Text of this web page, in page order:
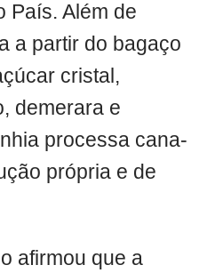
País. Além de
a partir do bagaço
cristal,
demerara e
processa cana-
própria e de
afirmou que a